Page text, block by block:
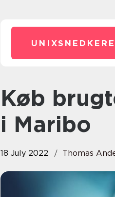
Køb brugte biler hos forhandler
i Maribo
18 July 2022 Thomas